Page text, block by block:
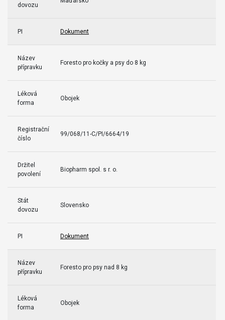
dovozu
PI Dokument
Název
přípravku
Foresto pro kočky a psy do 8 kg
Léková
forma
Obojek
Registrační
číslo
99/068/11-C/PI/6664/19
Držitel
povolení
Biopharm spol. s r. o.
Stát
dovozu
Slovensko
PI Dokument
Název
přípravku
Foresto pro psy nad 8 kg
Léková
forma
Obojek